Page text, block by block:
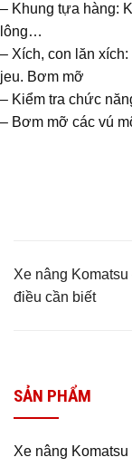
– Khung tựa hàng:
lông…
– Xích, con lăn
jeu. Bơm mỡ
– Kiểm tra chức
– Bơm mỡ các vú
Xe nâng
điều cần biết
SẢN PHẨM
Xe nâng Komatsu